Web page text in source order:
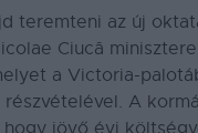
teremteni az új
Ciucă
a Victoria-
A
jövő évi